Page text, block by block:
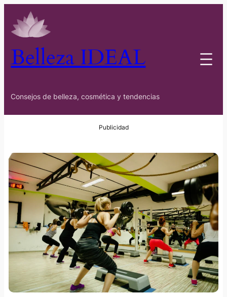
Belleza IDEAL
Consejos de belleza, cosmética y tendencias